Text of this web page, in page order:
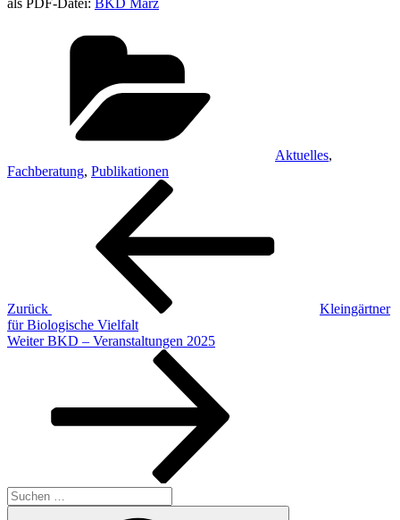
Aktuelles,
Fachberatung, Publikationen
Beitragsnavigation
Zurück
Kleingärtner
für Biologische Vielfalt
Nächster
Weiter BKD – Veranstaltungen 2025
Suchen
nach: